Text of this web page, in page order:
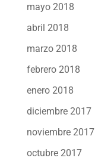
mayo 2018
abril 2018
marzo 2018
febrero 2018
enero 2018
diciembre 2017
noviembre 2017
octubre 2017